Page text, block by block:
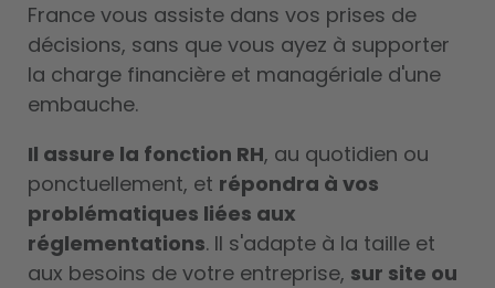
France vous assiste dans vos prises de
décisions, sans que vous ayez à supporter
la charge financière et managériale d'une
embauche.
Il assure la fonction RH, au quotidien ou
ponctuellement, et répondra à vos
problématiques liées aux
réglementations. Il s'adapte à la taille et
aux besoins de votre entreprise, sur site ou